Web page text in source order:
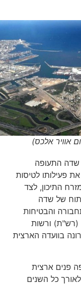
אלכס)
התעופה
לטיסות
התיכון, לצד
של שדה
והבטיחות
ורשות
בוועדה הארצית
ארצית
כל השנים